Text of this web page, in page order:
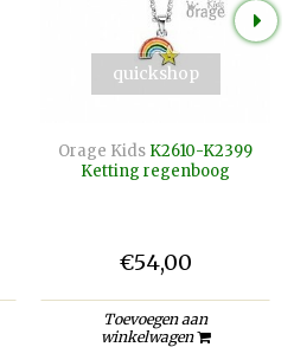
quickshop
Orage Kids K2610-K2399
Ketting regenboog
€54,00
Toevoegen aan
winkelwagen